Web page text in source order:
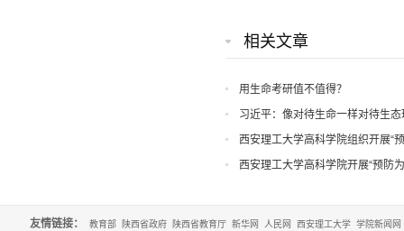
相关文章
用生命考研值不值得？
习近平：像对待生命一样对待生态
西安理工大学高科学院组织开展“
西安理工大学高科学院开展“预防
友情链接： 教育部 陕西省政府 陕西省教育厅 新华网 人民网 西安理工大学 学院新闻网